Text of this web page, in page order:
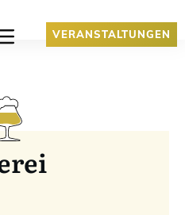
VERANSTALTUNGEN